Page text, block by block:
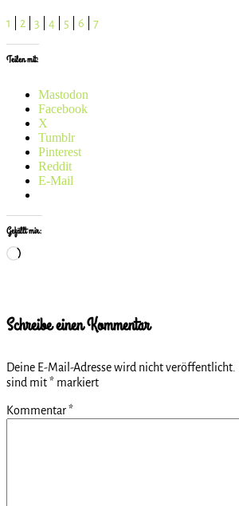
1 2 3 4 5 6 7
Teilen mit:
Mastodon
Facebook
X
Tumblr
Pinterest
Reddit
E-Mail
Gefällt mir:
Wird
Schreibe einen Kommentar
Deine E-Mail-Adresse wird nicht veröffentlicht.
sind mit* markiert
Kommentar*